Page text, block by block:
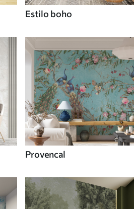
Estilo boho
Provencal